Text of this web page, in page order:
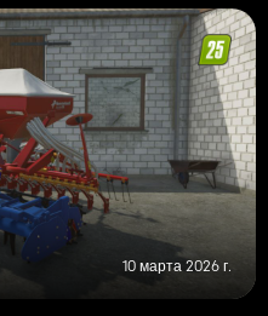
10 марта 2026 г.